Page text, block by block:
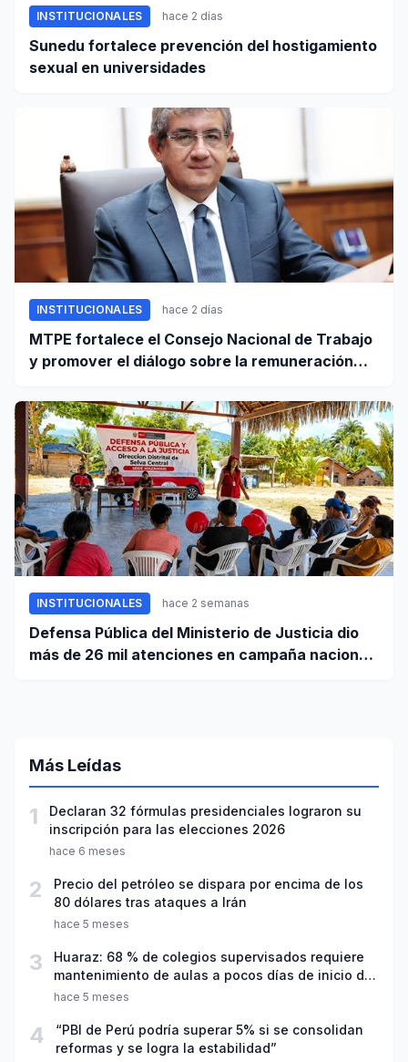
INSTITUCIONALES hace 2 días
Sunedu fortalece prevención del hostigamiento
sexual en universidades
INSTITUCIONALES hace 2 días
MTPE fortalece el Consejo Nacional de Trabajo
y promover el diálogo sobre la remuneración
INSTITUCIONALES hace 2 semanas
Defensa Pública del Ministerio de Justicia dio
más de 26 mil atenciones en campaña nacional
Más Leídas
1
Declaran 32 fórmulas presidenciales lograron su
inscripción para las elecciones 2026
hace 6 meses
2
Precio del petróleo se dispara por encima de los
80 dólares tras ataques a Irán
hace 5 meses
3
Huaraz: 68 % de colegios supervisados requiere
mantenimiento de aulas a pocos días de inicio del
año escolar 2026
hace 5 meses
4
“PBI de Perú podría superar 5% si se consolidan
reformas y se logra la estabilidad”